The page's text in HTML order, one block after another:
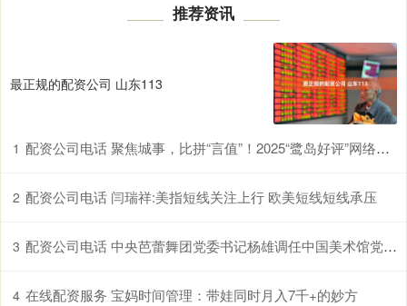
推荐资讯
最正规的配资公司 山东113
1 配资公司电话 聚焦城事，比拼“言值”！2025“鹭岛好评”网络评论大赛等你来“投”
2 配资公司电话 闫瑞祥:美指短线关注上行 欧美短线短线承压
3 配资公司电话 中央芭蕾舞团党委书记杨雄调任中国美术馆党委书记
4 在线配资服务 宝妈时间管理：带娃同时月入7千+的妙方